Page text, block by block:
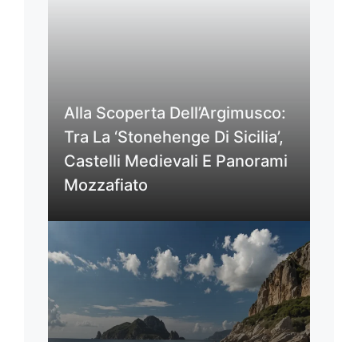
Alla Scoperta Dell’Argimusco:
Tra La ‘Stonehenge Di Sicilia’,
Castelli Medievali E Panorami
Mozzafiato